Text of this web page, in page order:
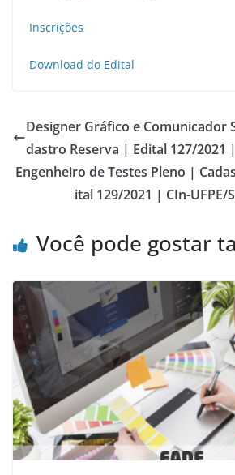
Inscrições
Download do Edital
Designer Gráfico e Comunicador
dastro Reserva | Edital 127/2021 |
Engenheiro de Testes Pleno |
ital 129/2021 | CIn-UFPE/
Você pode gostar